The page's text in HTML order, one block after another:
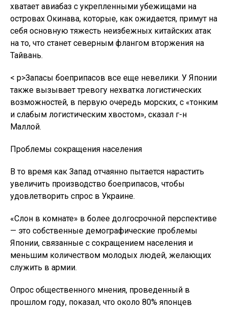
хватает авиабаз с укрепленными убежищами на
островах Окинава, которые, как ожидается, примут на
себя основную тяжесть неизбежных китайских атак
на то, что станет северным флангом вторжения на
Тайвань.
< p>Запасы боеприпасов все еще невелики. У Японии
также вызывает тревогу нехватка логистических
возможностей, в первую очередь морских, с «тонким
и слабым логистическим хвостом», сказал г-н
Маллой.
Проблемы сокращения населения
В то время как Запад отчаянно пытается нарастить
увеличить производство боеприпасов, чтобы
удовлетворить спрос в Украине.
«Слон в комнате» в более долгосрочной перспективе
— это собственные демографические проблемы
Японии, связанные с сокращением населения и
меньшим количеством молодых людей, желающих
служить в армии.
Опрос общественного мнения, проведенный в
прошлом году, показал, что около 80% японцев